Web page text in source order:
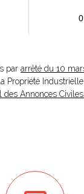
par arrêté du 10
Propriété
des Annonces